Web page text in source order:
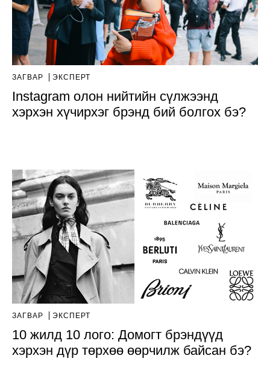
ЗАГВАР ЭКСПЕРТ
Instagram олон нийтийн сүлжээнд
хэрхэн хүчирхэг брэнд бий болгох бэ?
ЗАГВАР ЭКСПЕРТ
10 жилд 10 лого: Домогт брэндүүд
хэрхэн дүр төрхөө өөрчилж байсан бэ?